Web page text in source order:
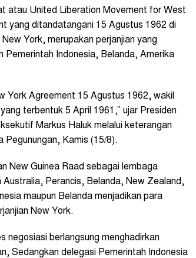
atau United Liberation Movement for West
yang ditandatangani 15 Agustus 1962 di
York, merupakan perjanjian yang
Pemerintah Indonesia, Belanda, Amerika
York Agreement 15 Agustus 1962, wakil
terbentuk 5 April 1961,” ujar Presiden
Markus Haluk melalui keterangan
Pegunungan, Kamis (15/8).
New Guinea Raad sebagai lembaga
Perancis, Belanda, New Zealand,
maupun Belanda menjadikan para
New York.
negosiasi berlangsung menghadirkan
Sedangkan delegasi Pemerintah Indonesia